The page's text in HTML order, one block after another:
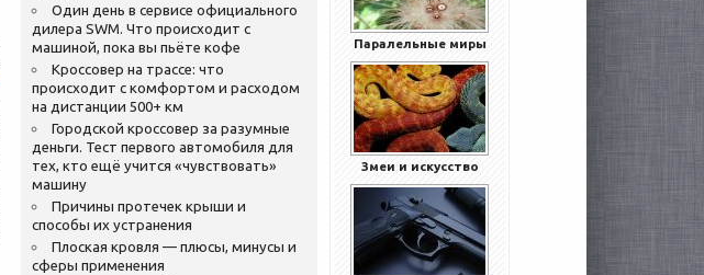
Один день в сервисе официального
дилера SWM. Что происходит с
машиной, пока вы пьёте кофе
Кроссовер на трассе: что
происходит с комфортом и расходом
на дистанции 500+ км
Городской кроссовер за разумные
деньги. Тест первого автомобиля для
тех, кто ещё учится «чувствовать»
машину
Причины протечек крыши и
способы их устранения
Плоская кровля — плюсы, минусы и
сферы применения
Паралельные миры
Змеи и искусство